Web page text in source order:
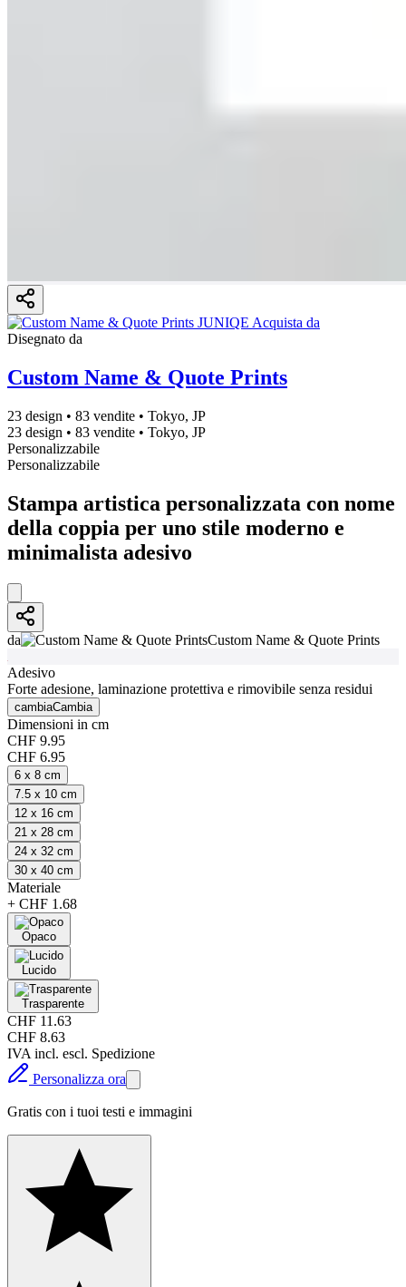
Disegnato da
Custom Name & Quote Prints
23 design • 83 vendite • Tokyo, JP
23 design • 83 vendite • Tokyo, JP
Personalizzabile
Personalizzabile
Stampa artistica personalizzata con nome
della coppia per uno stile moderno e
minimalista adesivo
da Custom Name & Quote Prints
Adesivo
Forte adesione, laminazione protettiva e rimovibile senza residui
cambiaCambia
Dimensioni in cm
CHF 9.95
CHF 6.95
6 x 8 cm
7.5 x 10 cm
12 x 16 cm
21 x 28 cm
24 x 32 cm
30 x 40 cm
Materiale
+ CHF 1.68
Opaco
Lucido
Trasparente
CHF 11.63
CHF 8.63
IVA incl. escl. Spedizione
Personalizza ora
Gratis con i tuoi testi e immagini